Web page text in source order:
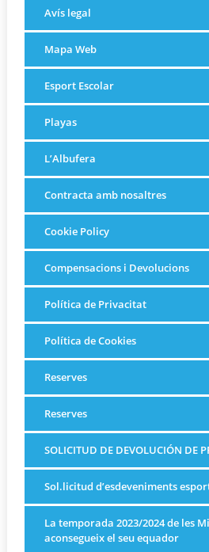
Avís legal
Mapa Web
Esport Escolar
Playas
L’Albufera
Contracta amb nosaltres
Cookie Policy
Compensacions i Devolucions
Política de Privacitat
Política de Cookies
Reserves
Reserves
SOLICITUD DE DEVOLUCIÓN DE
Sol.licitud d’esdeveniments
La temporada 2023/2024 de les
aconsegueix el seu equador